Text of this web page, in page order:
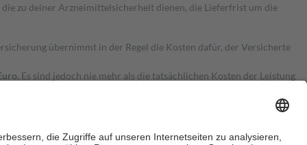
zu deiner Arzneimittelsicherheit dienen, die Lieferfrist um die
übernimmt in der Regel die Kosten dafür, der Versicherte
Es sind jedoch nie mehr als die tatsächlichen Kosten der Leistung
Zuzahlungen an bei: